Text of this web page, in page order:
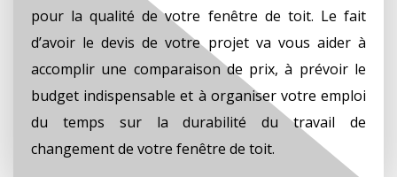
pour la qualité de votre fenêtre de toit. Le fait
d’avoir le devis de votre projet va vous aider à
accomplir une comparaison de prix, à prévoir le
budget indispensable et à organiser votre emploi
du temps sur la durabilité du travail de
changement de votre fenêtre de toit.